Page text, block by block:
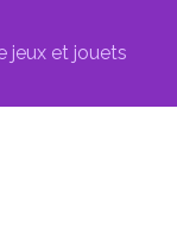
jeux et jouets